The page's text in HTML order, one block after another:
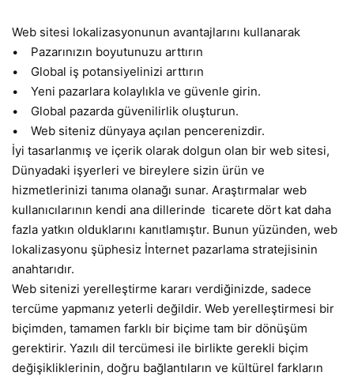
Web sitesi lokalizasyonunun avantajlarını kullanarak
• Pazarınızın boyutunuzu arttırın
• Global iş potansiyelinizi arttırın
• Yeni pazarlara kolaylıkla ve güvenle girin.
• Global pazarda güvenilirlik oluşturun.
• Web siteniz dünyaya açılan pencerenizdir.
İyi tasarlanmış ve içerik olarak dolgun olan bir web sitesi,
Dünyadaki işyerleri ve bireylere sizin ürün ve
hizmetlerinizi tanıma olanağı sunar. Araştırmalar web
kullanıcılarının kendi ana dillerinde ticarete dört kat daha
fazla yatkın olduklarını kanıtlamıştır. Bunun yüzünden, web
lokalizasyonu şüphesiz İnternet pazarlama stratejisinin
anahtarıdır.
Web sitenizi yerelleştirme kararı verdiğinizde, sadece
tercüme yapmanız yeterli değildir. Web yerelleştirmesi bir
biçimden, tamamen farklı bir biçime tam bir dönüşüm
gerektirir. Yazılı dil tercümesi ile birlikte gerekli biçim
değişikliklerinin, doğru bağlantıların ve kültürel farkların